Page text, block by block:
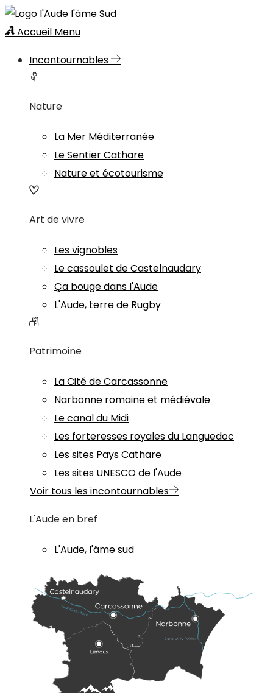
Accueil Menu
Incontournables
Nature
La Mer Méditerranée
Le Sentier Cathare
Nature et écotourisme
Art de vivre
Les vignobles
Le cassoulet de Castelnaudary
Ça bouge dans l'Aude
L'Aude, terre de Rugby
Patrimoine
La Cité de Carcassonne
Narbonne romaine et médiévale
Le canal du Midi
Les forteresses royales du Languedoc
Les sites Pays Cathare
Les sites UNESCO de l'Aude
Voir tous les incontournables
L'Aude en bref
L'Aude, l'âme sud